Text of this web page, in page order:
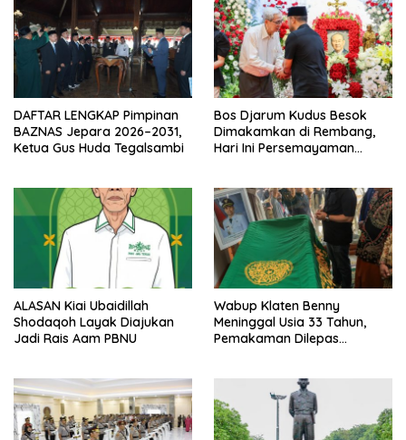
DAFTAR LENGKAP Pimpinan
BAZNAS Jepara 2026–2031,
Ketua Gus Huda Tegalsambi
Bos Djarum Kudus Besok
Dimakamkan di Rembang,
Hari Ini Persemayaman
ALASAN Kiai Ubaidillah
Shodaqoh Layak Diajukan
Jadi Rais Aam PBNU
Wabup Klaten Benny
Meninggal Usia 33 Tahun,
Pemakaman Dilepas